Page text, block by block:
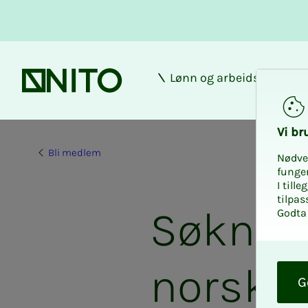
Forsiden
Lønn og arbeidsforhold
Bli medlem
norsk
Vi
I